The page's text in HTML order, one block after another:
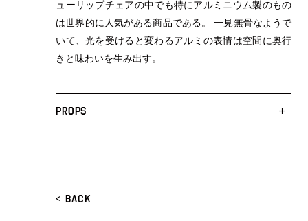
FURNITURE
STUDIO-LP
STYLING
CONTACT
PRIVACY POLICY
LEGAL
ューリップチェアの中でも特にアルミニウム製のもの
は世界的に人気がある商品である。 一見無骨なようで
いて、光を受けると変わるアルミの表情は空間に奥行
きと味わいを生み出す。
PROPS
< BACK